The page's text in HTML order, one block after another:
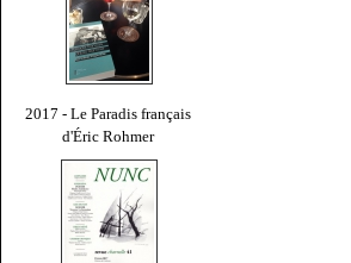
2017 - Le Paradis français
d'Éric Rohmer